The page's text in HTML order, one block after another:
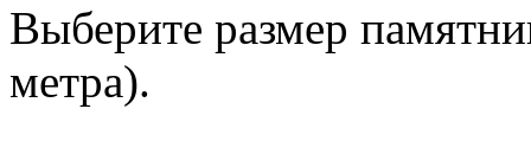
Выберите размер
метра).